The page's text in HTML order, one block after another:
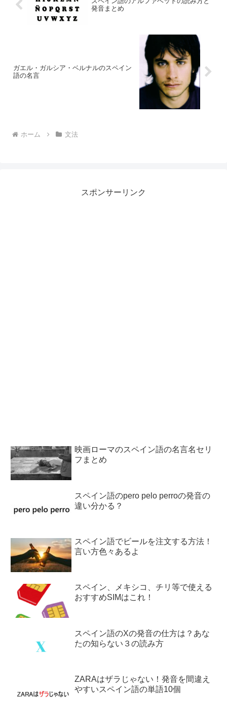
発音まとめ
ガエル・ガルシア・ベルナルのスペイン
語の名言
ホーム 文法
スポンサーリンク
映画ローマのスペイン語の名言名セリ
フまとめ
スペイン語のpero pelo perroの発音の
違い分かる？
スペイン語でビールを注文する方法！
言い方色々あるよ
スペイン、メキシコ、チリ等で使える
おすすめSIMはこれ！
スペイン語のXの発音の仕方は？あな
たの知らない３の読み方
ZARAはザラじゃない！発音を間違え
やすいスペイン語の単語10個